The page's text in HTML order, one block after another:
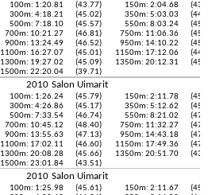
100m: 1:20.81 (43.77) 150m: 2:04.68
300m: 4:18.21 (45.02) 350m: 5:03.03
500m: 7:18.10 (45.57) 550m: 8:03.24
700m: 10:21.27 (46.81) 750m: 11:06.36
900m: 13:24.49 (46.52) 950m: 14:10.22
1100m: 16:27.07 (45.01) 1150m: 17:12.06
1300m: 19:27.02 (45.09) 1350m: 20:12.31
1500m: 22:20.04 (39.71)
2010 Salon Uimarit
100m: 1:26.24 (45.79) 150m: 2:11.78
300m: 4:26.86 (45.17) 350m: 5:12.62
500m: 7:33.54 (46.74) 550m: 8:21.02
700m: 10:45.12 (48.40) 750m: 11:32.27
900m: 13:55.63 (47.13) 950m: 14:43.18
1100m: 17:02.11 (46.60) 1150m: 17:49.36
1300m: 20:08.28 (45.66) 1350m: 20:51.70
1500m: 23:01.84 (43.51)
2010 Salon Uimarit
100m: 1:25.98 (45.61) 150m: 2:11.67